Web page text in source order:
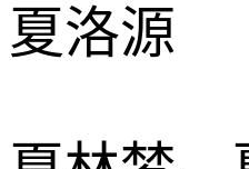
夏洛源